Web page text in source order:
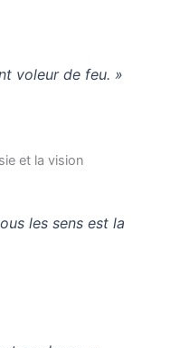
voleur de feu. »
et la vision
les sens est la